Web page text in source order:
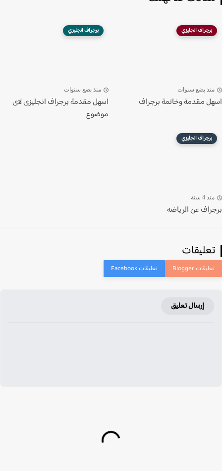
برجراف انجليزي
بضع سنوات
مقدمة وخاتمة برجراف
برجراف انجليزي
منذ بضع سنوات
اسهل مقدمة برجراف انجليزى لاى
موضوع
برجراف انجليزي
4 سنة
عن الرياضه
إرسال تعليق